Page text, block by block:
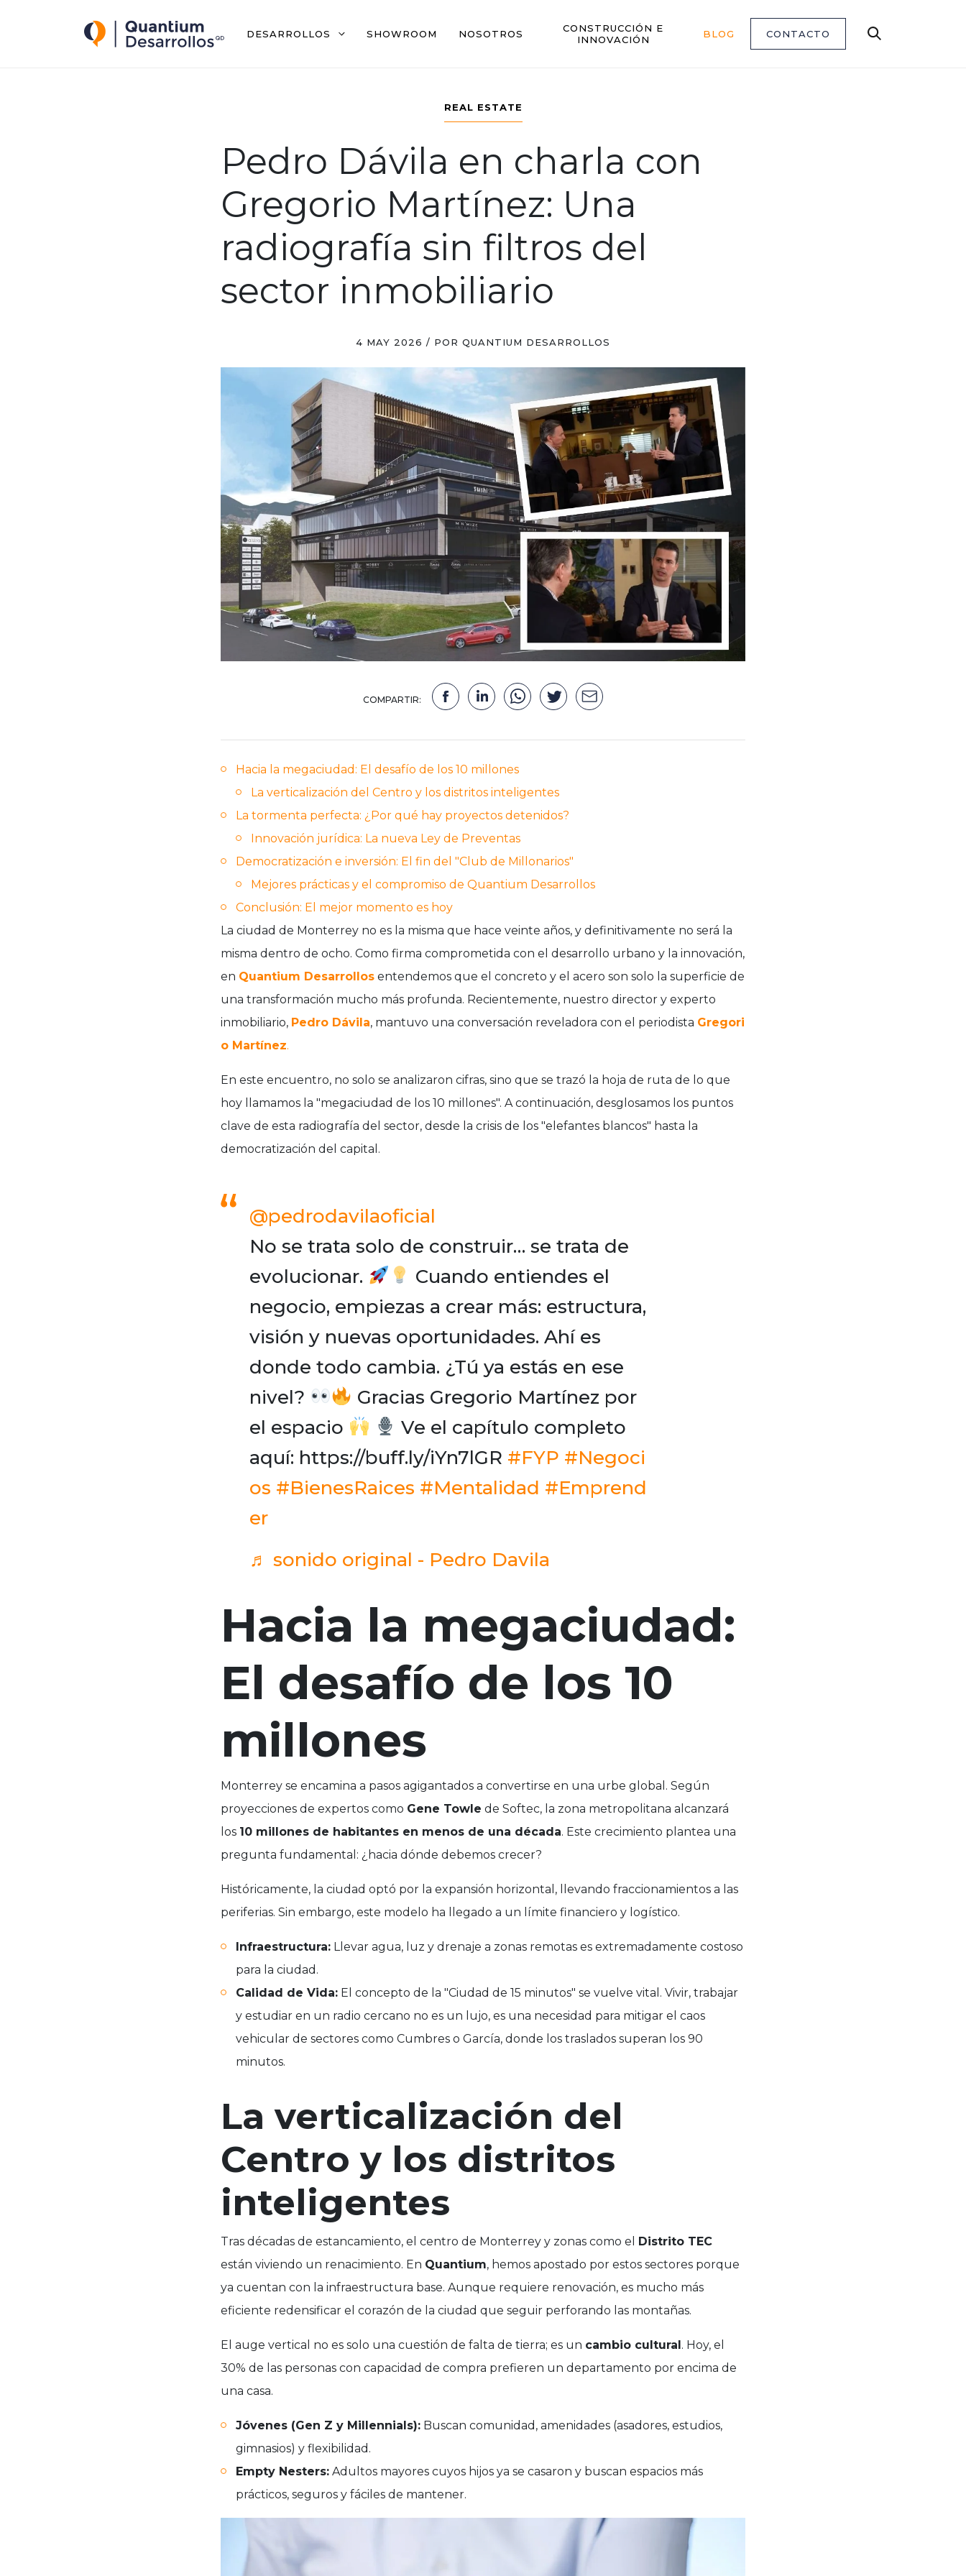
Quantium Desarrollos DESARROLLOS SHOWROOM NOSOTROS
CONSTRUCCIÓN E
INNOVACIÓN
BLOG CONTACTO Buscar
REAL ESTATE
Pedro Dávila en charla con
Gregorio Martínez: Una
radiografía sin filtros del
sector inmobiliario
4 MAY 2026 / POR QUANTIUM DESARROLLOS
COMPARTIR:
Hacia la megaciudad: El desafío de los 10 millones
La verticalización del Centro y los distritos inteligentes
La tormenta perfecta: ¿Por qué hay proyectos detenidos?
Innovación jurídica: La nueva Ley de Preventas
Democratización e inversión: El fin del "Club de Millonarios"
Mejores prácticas y el compromiso de Quantium Desarrollos
Conclusión: El mejor momento es hoy
La ciudad de Monterrey no es la misma que hace veinte años, y definitivamente no será la
misma dentro de ocho. Como firma comprometida con el desarrollo urbano y la innovación,
en Quantium Desarrollos entendemos que el concreto y el acero son solo la superficie de
una transformación mucho más profunda. Recientemente, nuestro director y experto
inmobiliario, Pedro Dávila, mantuvo una conversación reveladora con el periodista Gregori
o Martínez.
En este encuentro, no solo se analizaron cifras, sino que se trazó la hoja de ruta de lo que
hoy llamamos la "megaciudad de los 10 millones". A continuación, desglosamos los puntos
clave de esta radiografía del sector, desde la crisis de los "elefantes blancos" hasta la
democratización del capital.
@pedrodavilaoficial
No se trata solo de construir… se trata de
evolucionar.
Cuando entiendes el
negocio, empiezas a crear más: estructura,
visión y nuevas oportunidades. Ahí es
donde todo cambia. ¿Tú ya estás en ese
nivel?
Gracias Gregorio Martínez por
el espacio
Ve el capítulo completo
aquí: https://buff.ly/iYn7lGR #FYP #Negoci
os #BienesRaices #Mentalidad #Emprend
er
♬ sonido original - Pedro Davila
Hacia la megaciudad:
El desafío de los 10
millones
Monterrey se encamina a pasos agigantados a convertirse en una urbe global. Según
proyecciones de expertos como Gene Towle de Softec, la zona metropolitana alcanzará
los 10 millones de habitantes en menos de una década. Este crecimiento plantea una
pregunta fundamental: ¿hacia dónde debemos crecer?
Históricamente, la ciudad optó por la expansión horizontal, llevando fraccionamientos a las
periferias. Sin embargo, este modelo ha llegado a un límite financiero y logístico.
Infraestructura: Llevar agua, luz y drenaje a zonas remotas es extremadamente costoso
para la ciudad.
Calidad de Vida: El concepto de la "Ciudad de 15 minutos" se vuelve vital. Vivir, trabajar
y estudiar en un radio cercano no es un lujo, es una necesidad para mitigar el caos
vehicular de sectores como Cumbres o García, donde los traslados superan los 90
minutos.
La verticalización del
Centro y los distritos
inteligentes
Tras décadas de estancamiento, el centro de Monterrey y zonas como el Distrito TEC
están viviendo un renacimiento. En Quantium, hemos apostado por estos sectores porque
ya cuentan con la infraestructura base. Aunque requiere renovación, es mucho más
eficiente redensificar el corazón de la ciudad que seguir perforando las montañas.
El auge vertical no es solo una cuestión de falta de tierra; es un cambio cultural. Hoy, el
30% de las personas con capacidad de compra prefieren un departamento por encima de
una casa.
Jóvenes (Gen Z y Millennials): Buscan comunidad, amenidades (asadores, estudios,
gimnasios) y flexibilidad.
Empty Nesters: Adultos mayores cuyos hijos ya se casaron y buscan espacios más
prácticos, seguros y fáciles de mantener.